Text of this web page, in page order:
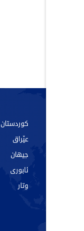
کوردستان
عێراق
جیهان
ئابوری
وتار